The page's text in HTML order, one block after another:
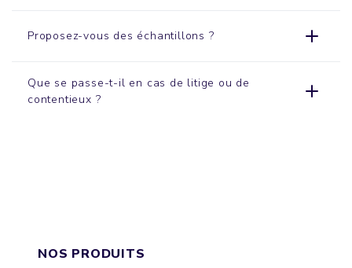
Proposez-vous des échantillons ?
Que se passe-t-il en cas de litige ou de
contentieux ?
NOS PRODUITS